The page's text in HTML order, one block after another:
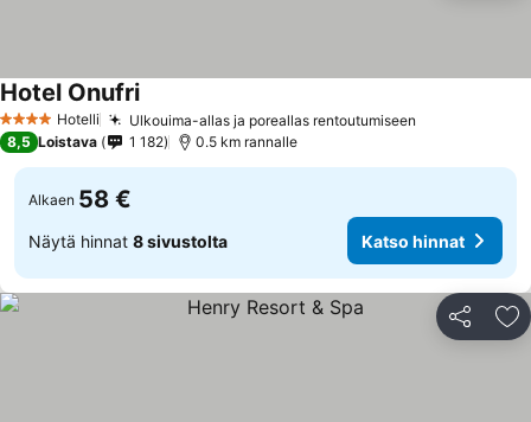
4 Tähtiluokitus
Hotelli Ulkouima-allas ja poreallas rentoutumiseen
Hotel OnufriKatso hinnat
8,5 Loistava 1 182 0.5 km rannalle
Alkaen 58 €
Näytä hinnat 8 sivustolta Katso hinnat
Jaa